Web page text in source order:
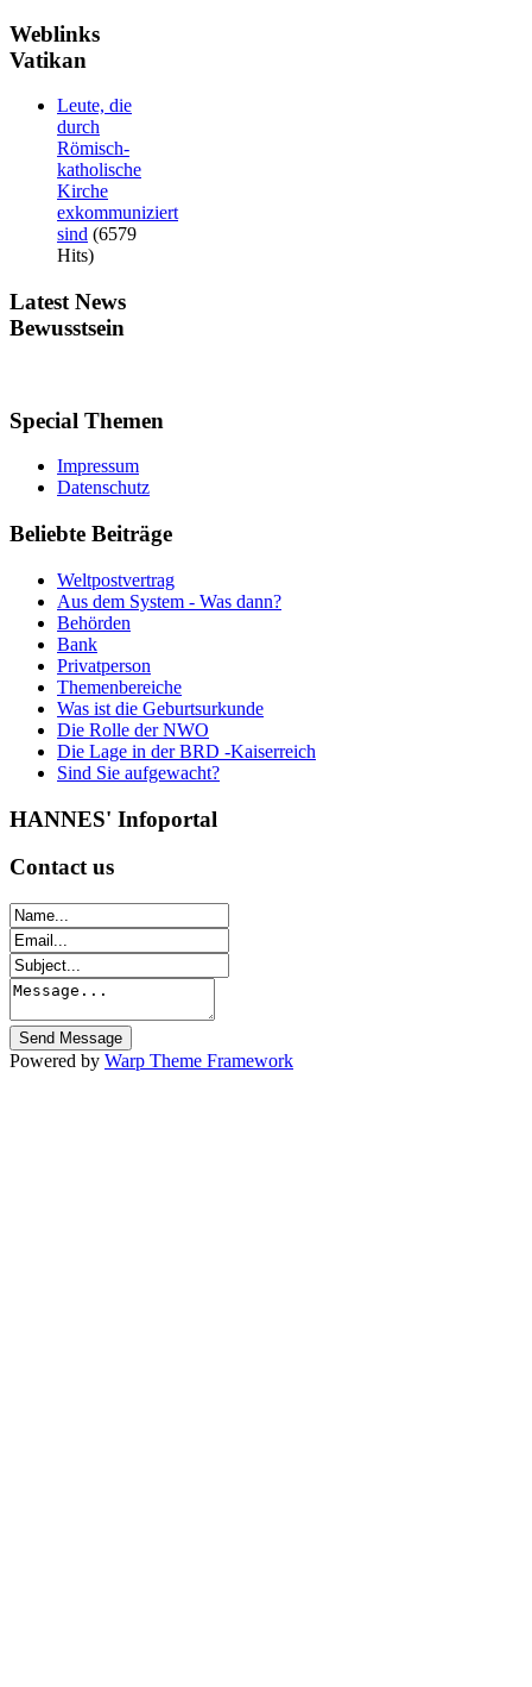
Weblinks
Vatikan
Leute, die
durch
Römisch-
katholische
Kirche
exkommuniziert
sind (6579
Hits)
Latest News
Bewusstsein
Special Themen
Impressum
Datenschutz
Beliebte Beiträge
Weltpostvertrag
Aus dem System - Was dann?
Behörden
Bank
Privatperson
Themenbereiche
Was ist die Geburtsurkunde
Die Rolle der NWO
Die Lage in der BRD -Kaiserreich
Sind Sie aufgewacht?
HANNES' Infoportal
Contactus
Powered by Warp Theme Framework